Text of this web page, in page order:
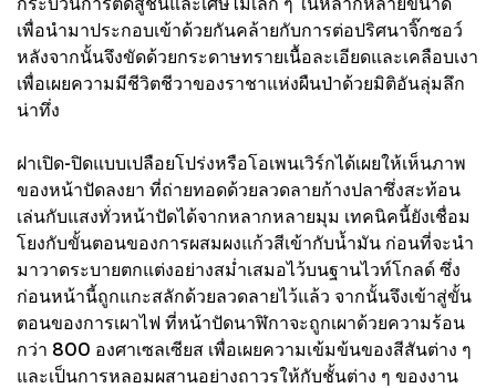
เพื่อนำมาประกอบเข้าด้วยกันคล้ายกับการต่อปริศนาจิ๊กซอว์
หลังจากนั้นจึงขัดด้วยกระดาษทรายเนื้อละเอียดและเคลือบเงา
เพื่อเผยความมีชีวิตชีวาของราชาแห่งผืนป่าด้วยมิติอันลุ่มลึก
น่าทึ่ง
ฝาเปิด-ปิดแบบเปลือยโปร่งหรือโอเพนเวิร์กได้เผยให้เห็นภาพ
ของหน้าปัดลงยา ที่ถ่ายทอดด้วยลวดลายก้างปลาซึ่งสะท้อน
เล่นกับแสงทั่วหน้าปัดได้จากหลากหลายมุม เทคนิคนี้ยังเชื่อม
โยงกับขั้นตอนของการผสมผงแก้วสีเข้ากับน้ำมัน ก่อนที่จะนำ
มาวาดระบายตกแต่งอย่างสม่ำเสมอไว้บนฐานไวท์โกลด์​ ซึ่ง
ก่อนหน้านี้ถูกแกะสลักด้วยลวดลายไว้แล้ว จากนั้นจึงเข้าสู่ขั้น
ตอนของการเผาไฟ ที่หน้าปัดนาฬิกาจะถูกเผาด้วยความร้อน
กว่า 800 องศาเซลเซียส เพื่อเผยความเข้มข้นของสีสันต่าง ๆ
และเป็นการหลอมผสานอย่างถาวรให้กับชั้นต่าง ๆ ของงาน